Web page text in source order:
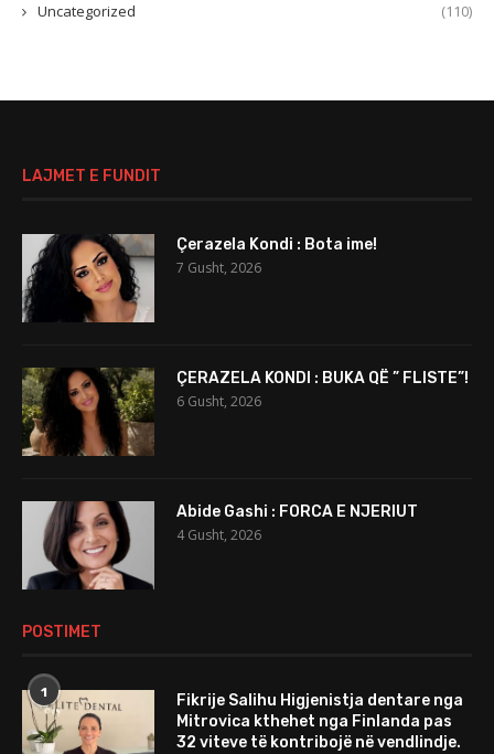
Uncategorized (110)
LAJMET E FUNDIT
Çerazela Kondi : Bota ime!
7 Gusht, 2026
ÇERAZELA KONDI : BUKA QË ” FLISTE”!
6 Gusht, 2026
Abide Gashi : FORCA E NJERIUT
4 Gusht, 2026
POSTIMET
1
Fikrije Salihu Higjenistja dentare nga
Mitrovica kthehet nga Finlanda pas
32 viteve të kontribojë në vendlindje.